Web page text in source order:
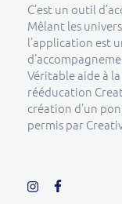
C’est un outil
Mêlant les
l’application est
Véritable aide à
rééducation
création d’un
permis par